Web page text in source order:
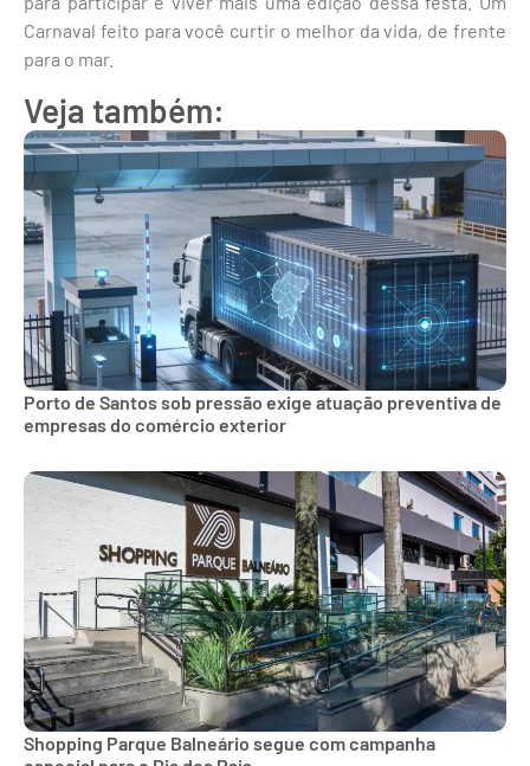
Carnaval feito para você curtir o melhor da vida, de frente
para o mar.
Veja também:
Porto de Santos sob pressão exige atuação preventiva de
empresas do comércio exterior
Shopping Parque Balneário segue com campanha